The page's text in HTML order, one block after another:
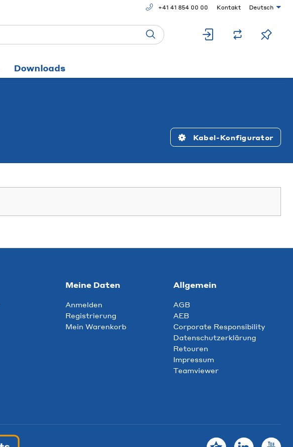
+41 41 854 00 00 Kontakt Deutsch
Downloads
Kabel-Konfigurator
Meine Daten
Anmelden
Registrierung
Mein Warenkorb
Allgemein
AGB
AEB
Corporate Responsibility
Datenschutzerklärung
Retouren
Impressum
Teamviewer